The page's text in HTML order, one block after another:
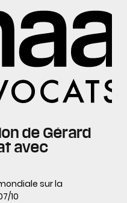
de Gérard
avec
sur la
10